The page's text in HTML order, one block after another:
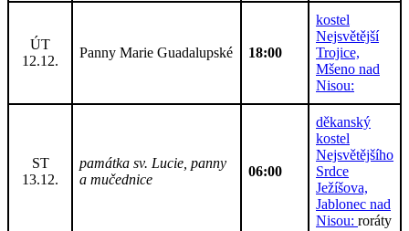
ÚT
12.12.
Panny Marie Guadalupské 18:00
kostel
Nejsvětější
Trojice,
Mšeno nad
Nisou:
ST
13.12.
památka sv. Lucie, panny
a mučednice
06:00
děkanský
kostel
Nejsvětějšího
Srdce
Ježíšova,
Jablonec nad
Nisou: roráty